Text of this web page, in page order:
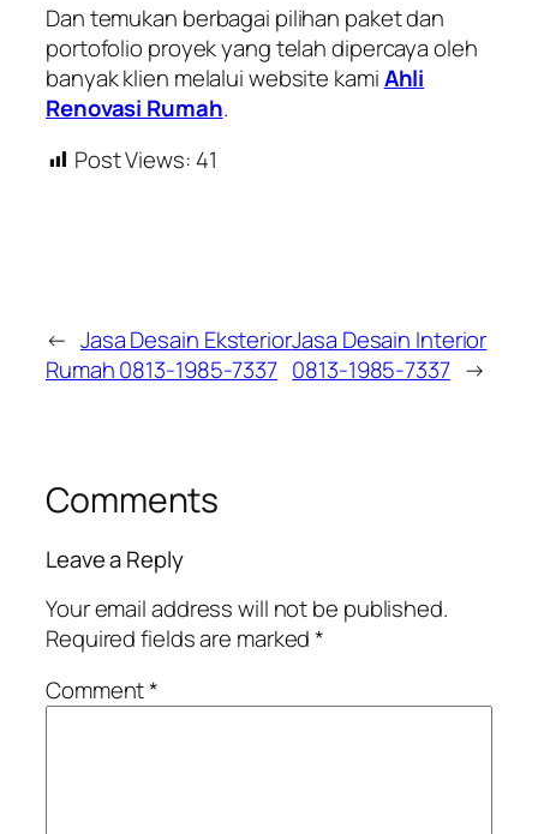
Dan temukan berbagai pilihan paket dan
portofolio proyek yang telah dipercaya oleh
banyak klien melalui website kamiAhli
Renovasi Rumah.
Post Views: 41
← Jasa Desain Eksterior
Rumah 0813-1985-7337
Jasa Desain Interior
0813-1985-7337 →
Comments
Leave a Reply
Your email address will not be published.
Required fields are marked*
Comment*